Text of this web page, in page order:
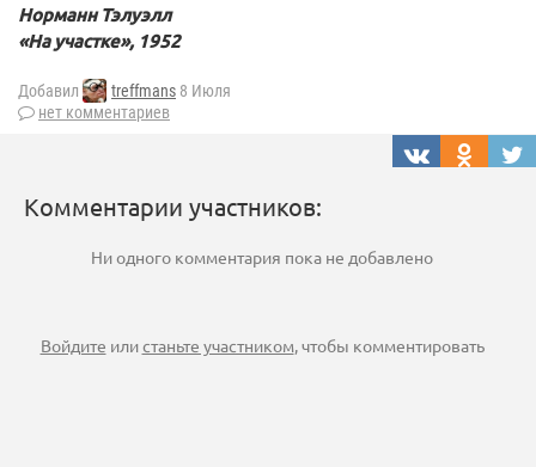
Норманн Тэлуэлл
«На участке», 1952
Добавил treffmans 8 Июля
нет комментариев
Комментарии участников:
Ни одного комментария пока не добавлено
Войдите илистаньте участником , чтобы комментировать